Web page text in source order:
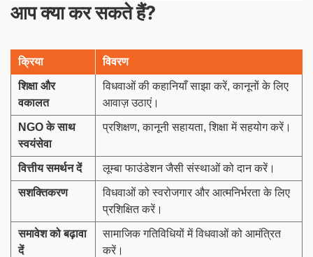
आप क्या कर सकते हैं?
क्रिया विवरण
शिक्षा और
वकालत
विधवाओं की कहानियाँ साझा करें, कानूनों के लिए
आवाज़ उठाएं।
NGO के साथ
स्वयंसेवा
प्रशिक्षण, कानूनी सहायता, शिक्षा में सहयोग करें।
वित्तीय समर्थन दें लूम्बा फाउंडेशन जैसी संस्थाओं को दान करें।
सशक्तिकरण
विधवाओं को स्वरोजगार और आत्मनिर्भरता के लिए
प्रशिक्षित करें।
समावेश को बढ़ावा
दें
सामाजिक गतिविधियों में विधवाओं को आमंत्रित
करें।